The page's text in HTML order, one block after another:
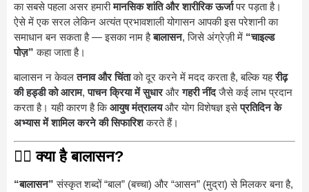
का सबसे पहला असर हमारीमानसिक शांति और शारीरिक ऊर्जापर पड़ता है।
ऐसे में एक सरल लेकिन अत्यंत प्रभावशाली योगासन आपकी इस परेशानी का
समाधान बन सकता है — इसका नाम हैबालासन, जिसे अंग्रेज़ी में “चाइल्ड
पोज़” कहा जाता है।
बालासन न केवलतनाव और चिंताको दूर करने में मदद करता है, बल्कि यहरीढ़
की हड्डी को आराम,पाचन क्रिया में सुधारऔरगहरी नींदजैसे कई लाभ प्रदान
करता है। यही कारण है किआयुष मंत्रालयऔर योग विशेषज्ञ इसेप्रतिदिन के
अभ्यास में शामिल करने की सिफारिशकरते हैं।
🧘‍♀️क्या है बालासन?
“बालासन” संस्कृत शब्दों “बाल” (बच्चा) और “आसन” (मुद्रा) से मिलकर बना है,